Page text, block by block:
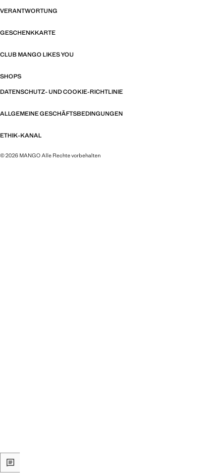
VERANTWORTUNG
GESCHENKKARTE
CLUB MANGO LIKES YOU
SHOPS
DATENSCHUTZ- UND COOKIE-RICHTLINIE
ALLGEMEINE GESCHÄFTSBEDINGUNGEN
ETHIK-KANAL
© 2026 MANGO Alle Rechte vorbehalten